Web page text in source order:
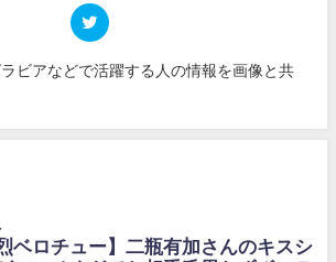
ビアなどで活躍する人の情報を画像と共